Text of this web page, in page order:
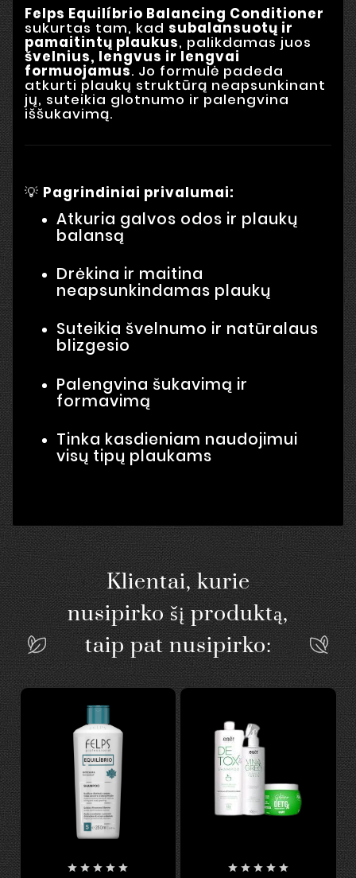
Felps Equilíbrio Balancing Conditioner
sukurtas tam, kad subalansuotų ir
pamaitintų plaukus, palikdamas juos
švelnius, lengvus ir lengvai
formuojamus. Jo formulė padeda
atkurti plaukų struktūrą neapsunkinant
jų, suteikia glotnumo ir palengvina
iššukavimą.
💡 Pagrindiniai privalumai:
Atkuria galvos odos ir plaukų
balansą
Drėkina ir maitina
neapsunkindamas plaukų
Suteikia švelnumo ir natūralaus
blizgesio
Palengvina šukavimą ir
formavimą
Tinka kasdieniam naudojimui
visų tipų plaukams
Klientai, kurie
nusipirko šį produktą,
taip pat nusipirko:
         